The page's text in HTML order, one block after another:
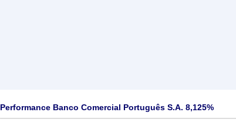
Performance Banco Comercial Português S.A. 8,125%